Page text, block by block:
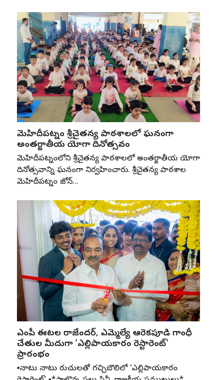
మెహిదీపట్నం శ్రీచైతన్య పాఠశాలలో ఘనంగా
అంతర్జాతీయ యోగా దినోత్సవం
మెహిదీపట్నంలోని శ్రీచైతన్య పాఠశాలలో అంతర్జాతీయ యోగా
దినోత్సవాన్ని ఘనంగా నిర్వహించారు. శ్రీచైతన్య పాఠశాల
మెహిదీపట్నం జోన్‌…
ఎంపీ ఈటల రాజేందర్, ఎమ్మెల్యే ఆరెకపూడి గాంధీ
చేతుల మీదుగా ‘ఎల్లిపాయకారం రెస్టారెంట్’
ప్రారంభం
▪️నాటు నాటు రుచులతో గచ్చిబౌలిలో 'ఎల్లిపాయకారం